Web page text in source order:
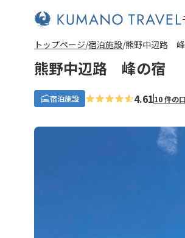
トップページ 宿泊施設 熊野中辺路
熊野中辺路 峰の宿
宿泊施設 4.6110 件の